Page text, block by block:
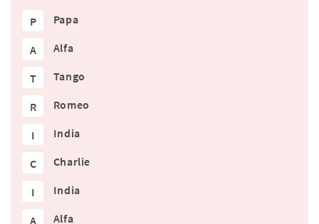
P Papa
A Alfa
T Tango
R Romeo
I India
C Charlie
I India
A Alfa